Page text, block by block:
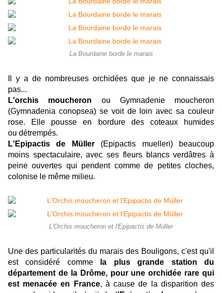
La Bourdaine borde le marais
Il y a de nombreuses orchidées que je ne connaissais
pas...
L'orchis moucheron ou Gymnadenie moucheron
(Gymnadenia conopsea) se voit de loin avec sa couleur
rose. Elle pousse en bordure des coteaux humides
ou détrempés.
L'Epipactis de Müller (Epipactis muelleri) beaucoup
moins spectaculaire, avec ses fleurs blancs verdâtres à
peine ouvertes qui pendent comme de petites cloches,
colonise le même milieu.
L'Orchis moucheron et l'Epipactis de Müller
Une des particularités du marais des Bouligons, c'est qu'il
est considéré comme
la plus grande station du
département de la Drôme, pour une orchidée rare qui
est menacée en France, à cause de la disparition des